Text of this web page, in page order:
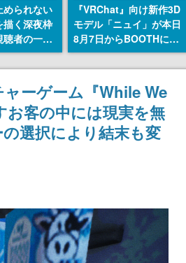
められない
描く深夜枠
聴者の一部
。違法薬物
き描写も含
議論を交わ
『VRChat』向け新作3D
モデル「ニュイ」が本日
8月7日からBOOTHにて
発売。瞳に光る星や感情
豊かな表情が、小悪魔か
わいい
ーゲーム『While We
お客の中には現実を無
選択により結末も変